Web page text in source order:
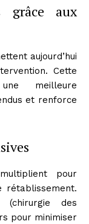
grâce aux
aujourd’hui
Cette
meilleure
et renforce
pour
des
pour minimiser